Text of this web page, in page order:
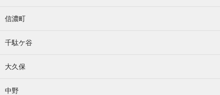
信濃町
千駄ケ谷
大久保
中野